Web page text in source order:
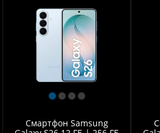
Смартфон Samsung